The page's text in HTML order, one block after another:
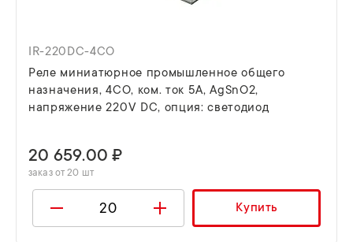
IR-220DC-4CO
Реле миниатюрное промышленное общего
назначения, 4CO, ком. ток 5А, AgSnO2,
напряжение 220V DC, опция: светодиод
20 659.00 ₽
заказ от 20 шт
Купить